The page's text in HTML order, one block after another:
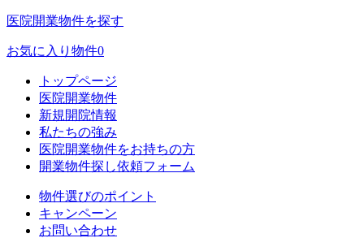
医院開業物件を探す
お気に入り物件0
トップページ
医院開業物件
新規開院情報
私たちの強み
医院開業物件をお持ちの方
開業物件探し依頼フォーム
物件選びのポイント
キャンペーン
お問い合わせ